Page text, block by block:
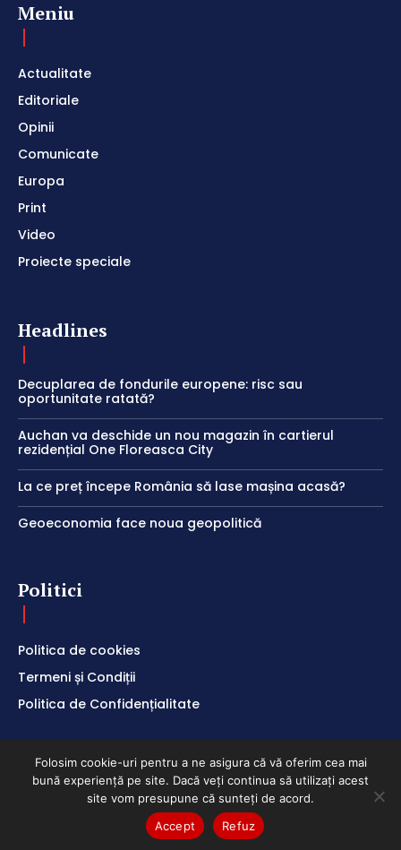
Meniu
Actualitate
Editoriale
Opinii
Comunicate
Europa
Print
Video
Proiecte speciale
Headlines
Decuplarea de fondurile europene: risc sau
oportunitate ratată?
Auchan va deschide un nou magazin în cartierul
rezidențial One Floreasca City
La ce preț începe România să lase mașina acasă?
Geoeconomia face noua geopolitică
Politici
Politica de cookies
Termeni și Condiții
Politica de Confidențialitate
ClubEconomic @2026
Folosim cookie-uri pentru a ne asigura că vă oferim cea mai
bună experiență pe site. Dacă veți continua să utilizați acest
site vom presupune că sunteți de acord.
Accept
Refuz